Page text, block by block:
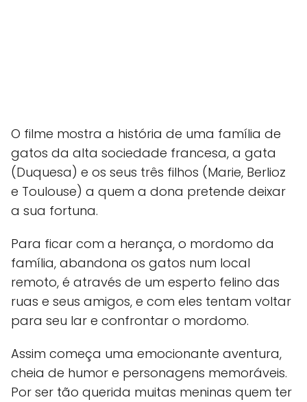
O filme mostra a história de uma família de
gatos da alta sociedade francesa, a gata
(Duquesa) e os seus três filhos (Marie, Berlioz
e Toulouse) a quem a dona pretende deixar
a sua fortuna.
Para ficar com a herança, o mordomo da
família, abandona os gatos num local
remoto, é através de um esperto felino das
ruas e seus amigos, e com eles tentam voltar
para seu lar e confrontar o mordomo.
Assim começa uma emocionante aventura,
cheia de humor e personagens memoráveis.
Por ser tão querida muitas meninas quem ter